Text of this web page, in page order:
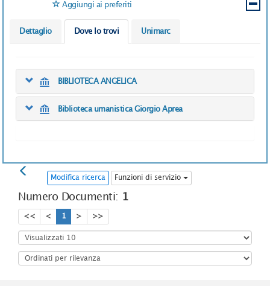
Aggiungi ai preferiti
Dettaglio Dove lo trovi Unimarc
BIBLIOTECA ANGELICA
Biblioteca umanistica Giorgio Aprea
Modifica ricerca Funzioni di servizio
Numero Documenti: 1
<< < 1 > >>